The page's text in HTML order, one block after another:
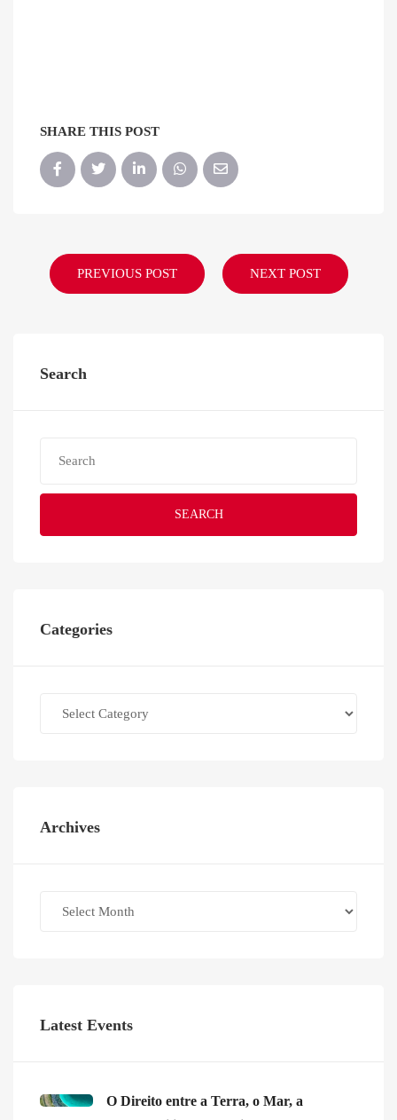
SHARE THIS POST
PREVIOUS POST NEXT POST
Search
SEARCH
Categories
Archives
Latest Events
O Direito entre a Terra, o Mar, a